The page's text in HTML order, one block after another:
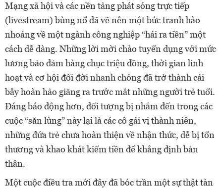
Mạng xã hội và các nền tảng phát sóng trực tiếp
(livestream) bùng nổ đã vẽ nên một bức tranh hào
nhoáng về một ngành công nghiệp “hái ra tiền” một
cách dễ dàng. Những lời mời chào tuyển dụng với mức
lương bảo đảm hàng chục triệu đồng, thời gian linh
hoạt và cơ hội đổi đời nhanh chóng đã trở thành cái
bẫy hoàn hảo giăng ra trước mắt những người trẻ tuổi.
Đáng báo động hơn, đối tượng bị nhắm đến trong các
cuộc “săn lùng” này lại là các cô gái vị thành niên,
những đứa trẻ chưa hoàn thiện về nhận thức, dễ bị tổn
thương và khao khát kiếm tiền để khẳng định bản
thân.
Một cuộc điều tra mới đây đã bóc trần một sự thật tàn